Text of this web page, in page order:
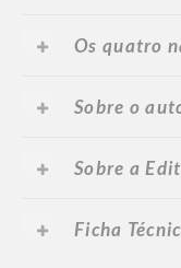
Os quatro
Sobre o
Sobre a
Ficha